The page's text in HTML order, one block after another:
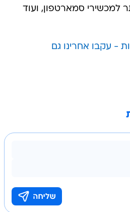
למכשירי סמארטפון, ועוד
- עקבו אחרינו גם